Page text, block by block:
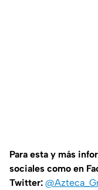
Para esta y más
sociales como en
Twitter: